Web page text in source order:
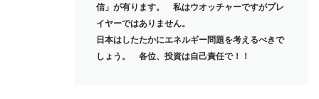
信」が有ります。 私はウオッチャーですがプレ
イヤーではありません。
日本はしたたかにエネルギー問題を考えるべきで
しょう。 各位、投資は自己責任で！！